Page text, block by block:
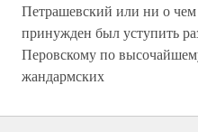
Петрашевский или ни о
принужден был уступить
Перовскому по
жандармских